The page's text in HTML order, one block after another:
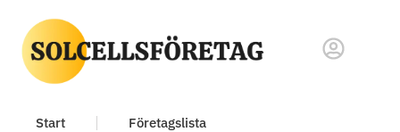
Start Företagslista